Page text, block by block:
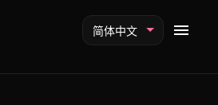
简体中文